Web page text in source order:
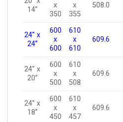
14”
x
350
x
355
508.0
24” x
24”
600
x
600
610
x
610
609.6
24” x
20”
600
x
500
610
x
508
609.6
24” x
18”
600
x
450
610
x
457
609.6